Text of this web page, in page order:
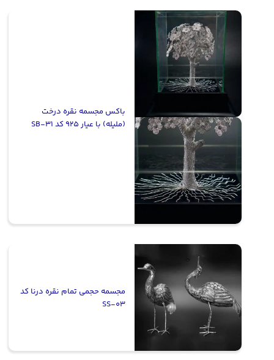
باکس مجسمه نقره درخت
(ملیله) با عیار 925 کد SB-31
مجسمه حجمی تمام نقره درنا کد
SS-03